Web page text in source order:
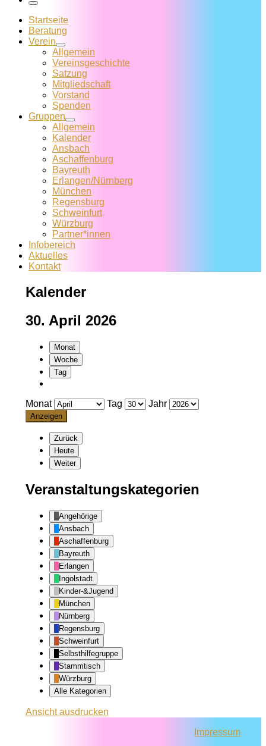
Menü
Startseite
Beratung
Verein
Allgemein
Vereins­geschichte
Satzung
Mitglied­schaft
Vorstand
Spenden
Gruppen
Allgemein
Kalender
Ansbach
Aschaffenburg
Bayreuth
Erlangen/Nürnberg
München
Regensburg
Schweinfurt
Würzburg
Partner*innen
Infobereich
Aktuelles
Kontakt
Kalender
30. April 2026
Monat
Woche
Tag
Monat Tag Jahr
Zurück
Heute
Weiter
Veranstaltungskategorien
Angehörige
Ansbach
Aschaffenburg
Bayreuth
Erlangen
Ingolstadt
Kinder-&Jugend
München
Nürnberg
Regensburg
Schweinfurt
Selbsthilfegruppe
Stammtisch
Würzburg
Alle Kategorien
Ansichtausdrucken
Impressum